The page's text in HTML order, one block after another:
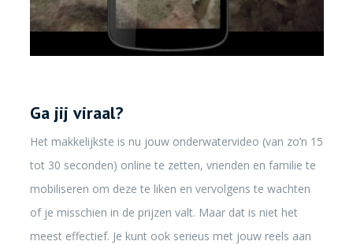
Ga jij viraal?
Het makkelijkste is nu jouw onderwatervideo (van zo’n 15
tot 30 seconden) online te zetten, vrienden en familie te
mobiliseren om deze te liken en vervolgens te wachten
of je misschien in de prijzen valt. Maar dat is niet het
meest effectief. Je kunt ook serieus met jouw reels aan